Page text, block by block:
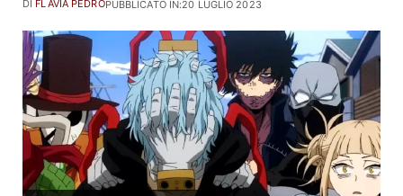
PUBBLICATO IN:20 LUGLIO 2023
DI FLAVIA PEDRO